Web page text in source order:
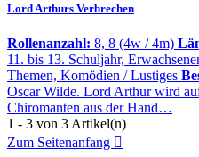
Lord Arthurs Verbrechen
Rollenanzahl: 8, 8 (4w / 4m)
11. bis 13. Schuljahr,
Themen, Komödien / Lustiges
Oscar Wilde. Lord Arthur wird
Chiromanten aus der Hand…
1 - 3 von 3 Artikel(n)
Zum Seitenanfang 